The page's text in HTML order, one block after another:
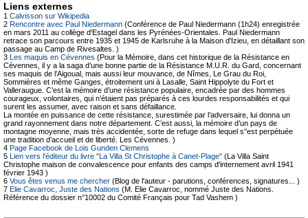
Liens externes
1 Calvisson sur Wikipedia
2 Rencontre avec Paul Niedermann (Conférence de Paul Niedermann (1h24) enregistrée
en mars 2011 au collège d'Estagel dans les Pyrénées-Orientales. Paul Niedermann
retrace son parcours entre 1935 et 1945 de Karlsruhe à la Maison d'Izieu, en détaillant son
passage au Camp de Rivesaltes. )
3
Les maquis en Cévennes (Pour la Mémoire, dans cet historique de la Résistance en
Cévennes, il y a la saga d’une bonne partie de la Résistance M.U.R. du Gard, concernant
ses maquis de l’Aigoual, mais aussi leur mouvance, de Nîmes, Le Grau du Roi,
Sommières et même Ganges, étroitement uni à Lasalle, Saint Hippolyte du Fort et
Valleraugue. C’est la mémoire d’une résistance populaire, encadrée par des hommes
courageux, volontaires, qui n’étaient pas préparés à ces lourdes responsabilités et qui
surent les assumer, avec raison et sans défaillance.
La montée en puissance de cette résistance, surestimée par l’adversaire, lui donna un
grand rayonnement dans notre département. C’est aussi, la mémoire d’un pays de
montagne moyenne, mais très accidentée, sorte de refuge dans lequel s'’est perpétuée
une tradition d’accueil et de liberté. Les Cévennes. )
4 Page Facebook de Lois Gunden Clemens
5
Lien vers l'éditeur du livre "La Villa St Christophe à Canet-Plage" (La Villa Saint
Christophe maison de convalescence pour enfants des camps d'internement avril 1941
février 1943 )
6 Vous êtes venus me chercher (Blog de l'auteur - parutions, conférences, signatures... )
7 Elie Cavarroc, Juste des Nations (M. Elie Cavarroc, nommé Juste des Nations.
Référence du dossier n°10002 du Comité Français pour Tad Vashem )